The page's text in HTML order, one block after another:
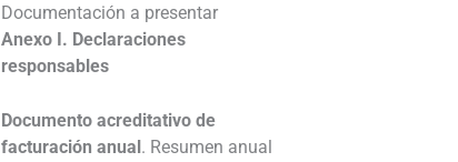
Documentación a presentar
Anexo I. Declaraciones
responsables
Documento acreditativo de
facturación anual . Resumen anual